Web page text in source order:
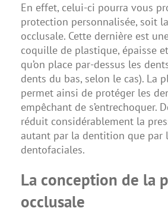
En effet, celui-ci pourra vous
protection personnalisée, soit
occlusale. Cette dernière est
coquille de plastique, épaisse
qu’on place par-dessus les
dents du bas, selon le cas). La
permet ainsi de protéger les
empêchant de s’entrechoquer.
réduit considérablement la
autant par la dentition que par
dentofaciales.
La conception de la
occlusale